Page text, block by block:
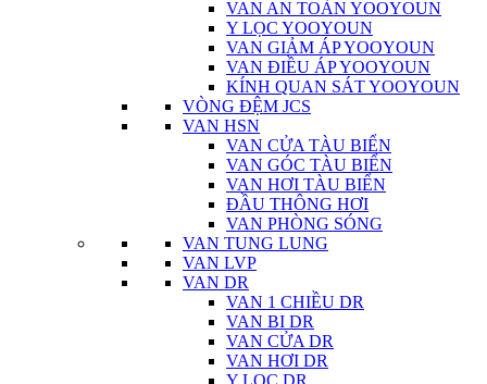
VAN AN TOÀN YOOYOUN
Y LỌC YOOYOUN
VAN GIẢM ÁP YOOYOUN
VAN ĐIỀU ÁP YOOYOUN
KÍNH QUAN SÁT YOOYOUN
VÒNG ĐỆM JCS
VAN HSN
VAN CỬA TÀU BIỂN
VAN GÓC TÀU BIỂN
VAN HƠI TÀU BIỂN
ĐẦU THÔNG HƠI
VAN PHÒNG SÓNG
VAN TUNG LUNG
VAN LVP
VAN DR
VAN 1 CHIỀU DR
VAN BI DR
VAN CỬA DR
VAN HƠI DR
Y LỌC DR